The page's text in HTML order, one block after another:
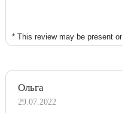
* This review may be present
Ольга
29.07.2022